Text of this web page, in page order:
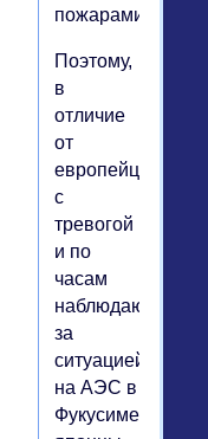
пожарами.
Поэтому,
в
отличие
от
европейцев,
с
тревогой
и по
часам
наблюдающих
за
ситуацией
на АЭС в
Фукусиме,